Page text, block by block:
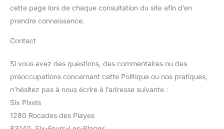
cette page lors de chaque consultation du site afin d’en
prendre connaissance.
Contact
Si vous avez des questions, des commentaires ou des
préoccupations concernant cette Politique ou nos pratiques,
n’hésitez pas à nous écrire à l’adresse suivante :
Six Pixels
1280 Rocades des Playes